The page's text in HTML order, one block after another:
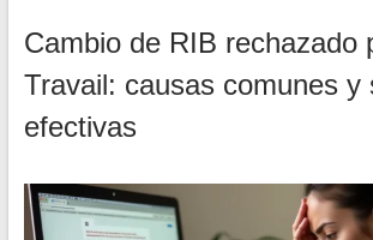
Cambio de RIB rechazado
Travail: causas comunes y
efectivas